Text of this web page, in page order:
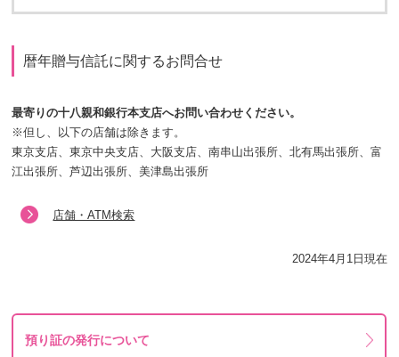
暦年贈与信託に関するお問合せ
最寄りの十八親和銀行本支店へお問い合わせください。
※但し、以下の店舗は除きます。
東京支店、東京中央支店、大阪支店、南串山出張所、北有馬出張所、富
江出張所、芦辺出張所、美津島出張所
店舗・ATM検索
2024年4月1日現在
預り証の発行について